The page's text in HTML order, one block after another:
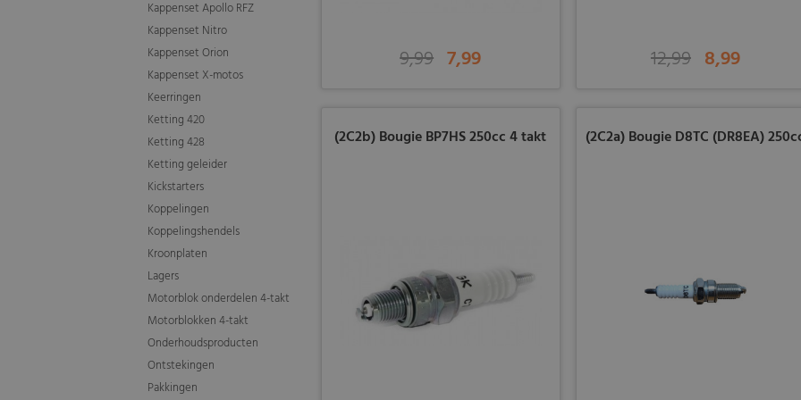
Kappenset Apollo RFZ
Kappenset Nitro
Kappenset Orion
Kappenset X-motos
Keerringen
Ketting 420
Ketting 428
Ketting geleider
Kickstarters
Koppelingen
Koppelingshendels
Kroonplaten
Lagers
Motorblok onderdelen 4-takt
Motorblokken 4-takt
Onderhoudsproducten
Ontstekingen
Pakkingen
9,99 7,99 12,99 8,99
(2C2b) Bougie BP7HS 250cc 4 takt (2C2a) Bougie D8TC (DR8EA)